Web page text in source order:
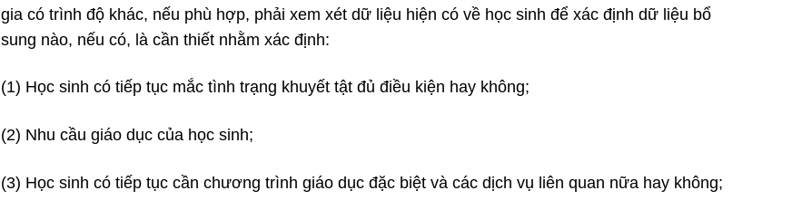
gia có trình độ khác, nếu phù hợp, phải xem xét dữ liệu hiện có về học sinh để xác định dữ liệu bổ
sung nào, nếu có, là cần thiết nhằm xác định:
(1) Học sinh có tiếp tục mắc tình trạng khuyết tật đủ điều kiện hay không;
(2) Nhu cầu giáo dục của học sinh;
(3) Học sinh có tiếp tục cần chương trình giáo dục đặc biệt và các dịch vụ liên quan nữa hay không;